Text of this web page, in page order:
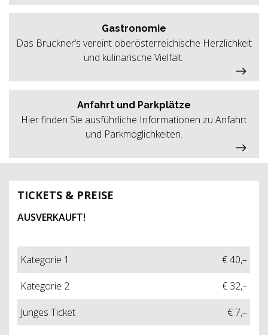
TICKETS & PREISE
AUSVERKAUFT!
Kategorie 1
€ 40,–
Kategorie 2
€ 32,–
Junges Ticket
€ 7,–
Gastronomie
Das Bruckner’s vereint oberösterreichische Herzlichkeit
und kulinarische Vielfalt.
Anfahrt und Parkplätze
Hier finden Sie ausführliche Informationen zu Anfahrt
und Parkmöglichkeiten.